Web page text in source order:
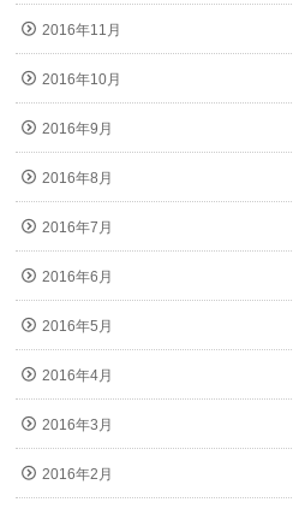
2016年11月
2016年10月
2016年9月
2016年8月
2016年7月
2016年6月
2016年5月
2016年4月
2016年3月
2016年2月